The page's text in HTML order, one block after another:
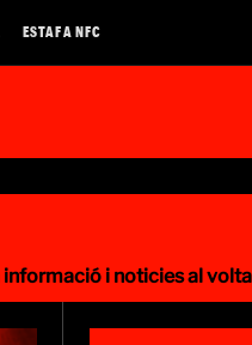
ESTAFA NFC
i noticies al